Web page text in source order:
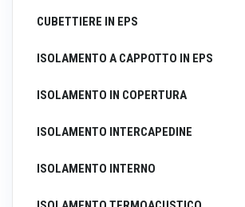
CUBETTIERE IN EPS
ISOLAMENTO A CAPPOTTO IN EPS
ISOLAMENTO IN COPERTURA
ISOLAMENTO INTERCAPEDINE
ISOLAMENTO INTERNO